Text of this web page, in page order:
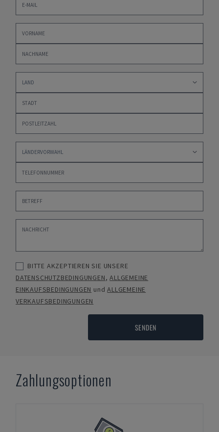
BITTE AKZEPTIEREN SIE UNSERE
DATENSCHUTZBEDINGUNGEN,ALLGEMEINE
EINKAUFSBEDINGUNGEN undALLGEMEINE
VERKAUFSBEDINGUNGEN
SENDEN
Zahlungsoptionen